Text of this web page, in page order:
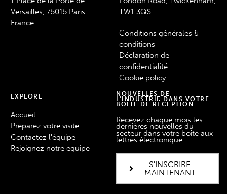
Versailles, 75015 Paris
France
TW1 3QS
Conditions générales &
conditions
Déclaration de
confidentialité
Cookie policy
EXPLORE
Accueil
Preparez votre visite
Contactez l'équipe
Rejoignez notre equipe
NOUVELLES DE
L'INDUSTRIE DANS VOTRE
BOÎTE DE RÉCEPTION
Recevez chaque mois les
dernières nouvelles du
secteur dans votre boîte aux
lettres électronique.
S'INSCRIRE
MAINTENANT